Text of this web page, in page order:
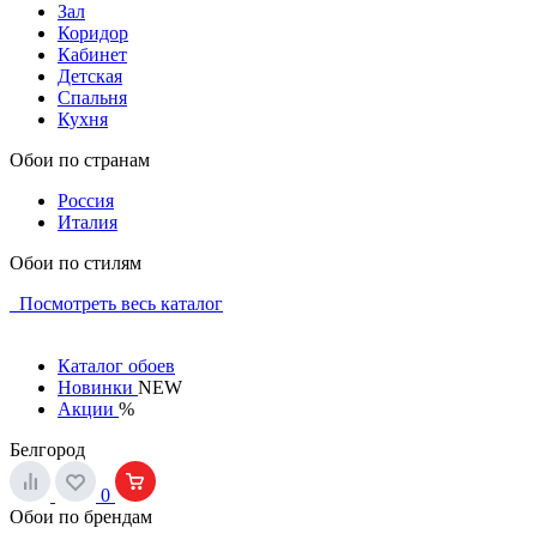
Зал
Коридор
Кабинет
Детская
Спальня
Кухня
Обои по странам
Россия
Италия
Обои по стилям
Посмотреть весь каталог
Каталог обоев
Новинки NEW
Акции %
Белгород
0
Обои по брендам